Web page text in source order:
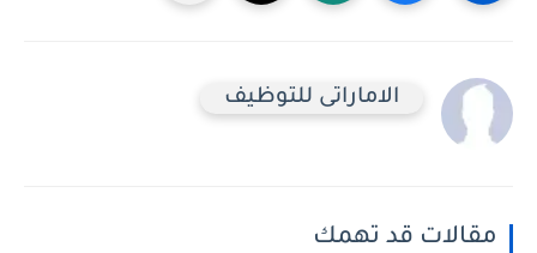
الاماراتى للتوظيف
مقالات قد تهمك